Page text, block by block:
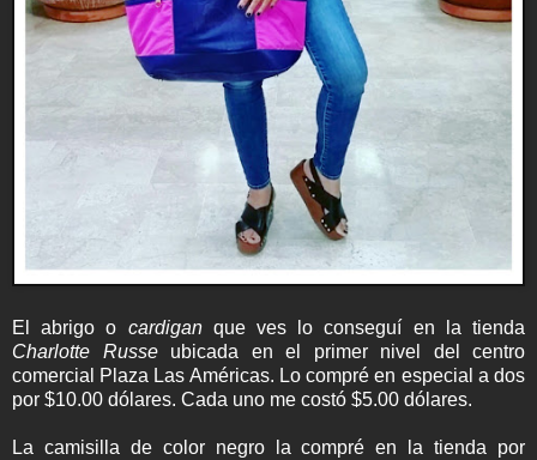
El abrigo o cardiganque ves lo conseguí en la tienda
Charlotte Russeubicada en el primer nivel del centro
comercial Plaza Las Américas. Lo compré en especial a dos
por $10.00 dólares. Cada uno me costó $5.00 dólares.
La camisilla de color negro la compré en la tienda por